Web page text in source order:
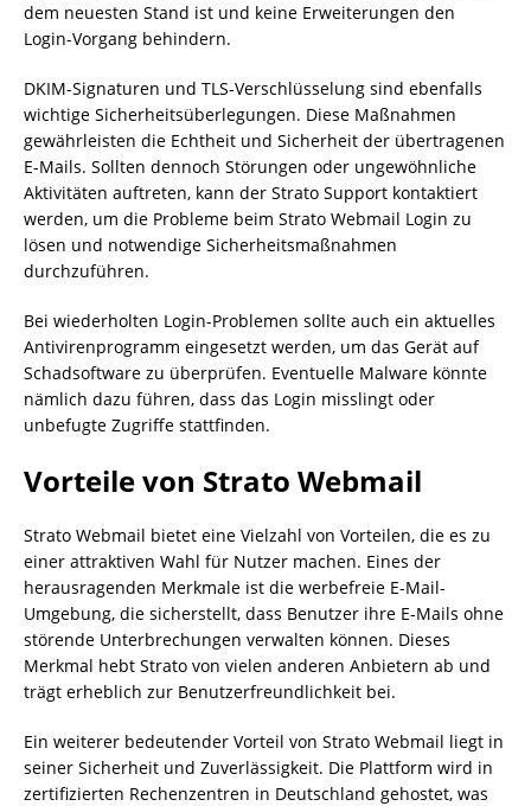
dem neuesten Stand ist und keine Erweiterungen den
Login-Vorgang behindern.
DKIM-Signaturen und TLS-Verschlüsselung sind ebenfalls
wichtige Sicherheitsüberlegungen. Diese Maßnahmen
gewährleisten die Echtheit und Sicherheit der übertragenen
E-Mails. Sollten dennoch Störungen oder ungewöhnliche
Aktivitäten auftreten, kann der Strato Support kontaktiert
werden, um die Probleme beim Strato Webmail Login zu
lösen und notwendige Sicherheitsmaßnahmen
durchzuführen.
Bei wiederholten Login-Problemen sollte auch ein aktuelles
Antivirenprogramm eingesetzt werden, um das Gerät auf
Schadsoftware zu überprüfen. Eventuelle Malware könnte
nämlich dazu führen, dass das Login misslingt oder
unbefugte Zugriffe stattfinden.
Vorteile von Strato Webmail
Strato Webmail bietet eine Vielzahl von Vorteilen, die es zu
einer attraktiven Wahl für Nutzer machen. Eines der
herausragenden Merkmale ist die werbefreie E-Mail-
Umgebung, die sicherstellt, dass Benutzer ihre E-Mails ohne
störende Unterbrechungen verwalten können. Dieses
Merkmal hebt Strato von vielen anderen Anbietern ab und
trägt erheblich zur Benutzerfreundlichkeit bei.
Ein weiterer bedeutender Vorteil von Strato Webmail liegt in
seiner Sicherheit und Zuverlässigkeit. Die Plattform wird in
zertifizierten Rechenzentren in Deutschland gehostet, was